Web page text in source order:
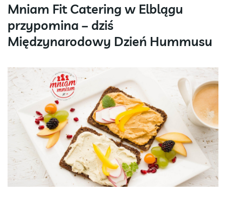
Mniam Fit Catering w Elblągu
przypomina – dziś
Międzynarodowy Dzień Hummusu